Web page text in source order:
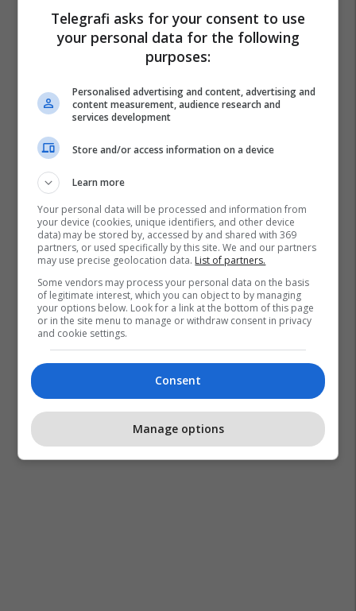
Telegrafi asks for your consent to use
your personal data for the following
purposes:
Personalised advertising and content, advertising and
content measurement, audience research and
services development
Store and/or access information on a device
Learn more
Your personal data will be processed and information from
your device (cookies, unique identifiers, and other device
data) may be stored by, accessed by and shared with 369
partners, or used specifically by this site. We and our partners
may use precise geolocation data. List of partners.
Some vendors may process your personal data on the basis
of legitimate interest, which you can object to by managing
your options below. Look for a link at the bottom of this page
or in the site menu to manage or withdraw consent in privacy
and cookie settings.
Consent
Manage options